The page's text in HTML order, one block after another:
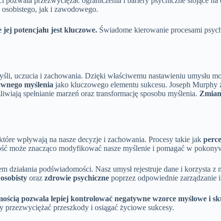
jak i zawodowego.
potencjału jest kluczowe. Świadome kierowanie procesami
uczucia i zachowania. Dzięki właściwemu nastawieniu umysłu
myślenia jako kluczowego elementu sukcesu. Joseph Murphy
spełnianie marzeń oraz transformację sposobu myślenia.
wpływają na nasze decyzje i zachowania. Procesy takie jak
może znacząco modyfikować nasze myślenie i pomagać w
działania podświadomości. Nasz umysł rejestruje dane i
oraz zdrowie psychiczne poprzez odpowiednie zarządzanie
pozwala lepiej kontrolować negatywne wzorce myślowe i
przeszkody i osiągać życiowe sukcesy.